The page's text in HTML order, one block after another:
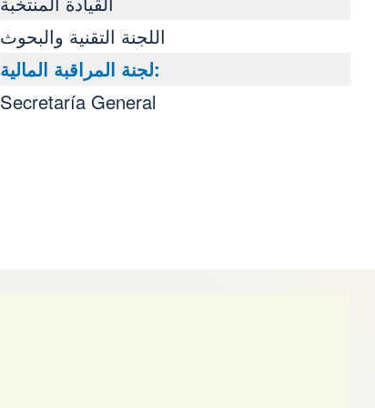
اللجنة التقنية والبحوث
لجنة المراقبة المالية:
Secretaría General